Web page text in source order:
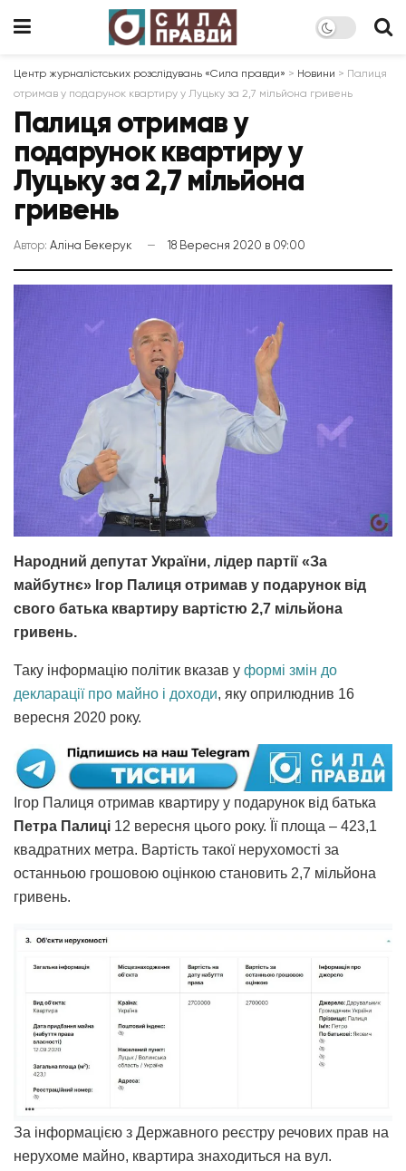
Центр журналістських розслідувань «Сила правди» > Новини > Палиця
отримав у подарунок квартиру у Луцьку за 2,7 мільйона гривень
Палиця отримав у
подарунок квартиру у
Луцьку за 2,7 мільйона
гривень
Автор: Аліна Бекерук 18 Вересня 2020 в 09:00
Народний депутат України, лідер партії «За
майбутнє» Ігор Палиця отримав у подарунок від
свого батька квартиру вартістю 2,7 мільйона
гривень.
Таку інформацію політик вказав у формі змін до
декларації про майно і доходи, яку оприлюднив 16
вересня 2020 року.
Ігор Палиця отримав квартиру у подарунок від батька
Петра Палиці 12 вересня цього року. Її площа – 423,1
квадратних метра. Вартість такої нерухомості за
останньою грошовою оцінкою становить 2,7 мільйона
гривень.
За інформацією з Державного реєстру речових прав на
нерухоме майно, квартира знаходиться на вул.